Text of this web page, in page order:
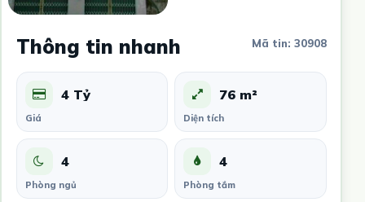
Thông tin nhanh Mã tin: 30908
4 Tỷ
Giá
76 m²
Diện tích
4
Phòng ngủ
4
Phòng tắm